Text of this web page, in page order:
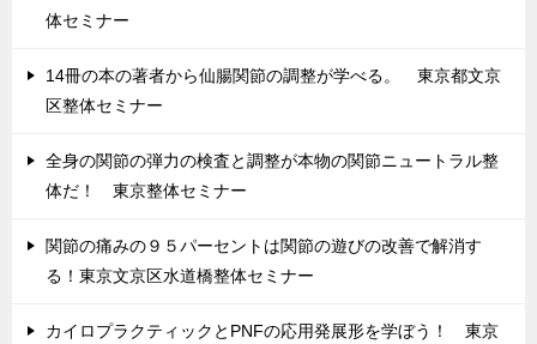
体セミナー
14冊の本の著者から仙腸関節の調整が学べる。 東京都文京
区整体セミナー
全身の関節の弾力の検査と調整が本物の関節ニュートラル整
体だ！ 東京整体セミナー
関節の痛みの９５パーセントは関節の遊びの改善で解消す
る！東京文京区水道橋整体セミナー
カイロプラクティックとPNFの応用発展形を学ぼう！ 東京